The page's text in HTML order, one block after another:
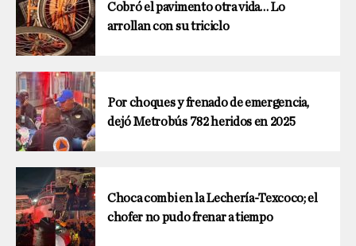
Cobró el pavimento otra vida… Lo
arrollan con su triciclo
Por choques y frenado de emergencia,
dejó Metrobús 782 heridos en 2025
Choca combi en la Lechería-Texcoco; el
chofer no pudo frenar a tiempo